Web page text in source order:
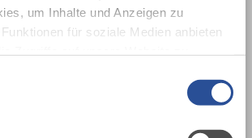
um Inhalte und Anzeigen zu
für soziale Medien anbieten
unserer Website an unsere Partner
am Ende.
DAUER
1:30 h